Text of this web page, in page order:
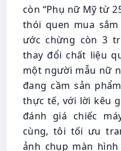
còn “Phụ nữ Mỹ từ
thói quen mua
ước chừng còn 3
thay đổi chất liệu
một người mẫu nữ
đang cầm sản
thực tế, với lời kêu
đánh giá chiếc
cùng, tôi tối ưu
ảnh chụp màn